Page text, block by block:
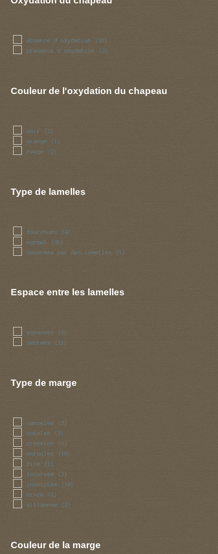
veinee (1)
(6)
absence d oxydation (93)
presence d oxydation (3)
Couleur de l'oxydation du chapeau
noir (2)
orange (1)
rouge (2)
Type de lamelles
fourchues (4)
normal (91)
separees par des lamelles (1)
Espace entre les lamelles
espacees (6)
serrees (12)
Type de marge
cannelee (3)
cotelee (3)
crenelee (3)
enroulee (10)
fine (1)
incurvee (3)
involutee (10)
mince (1)
sillonnee (3)
Couleur de la marge